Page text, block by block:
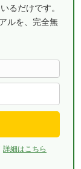
るだけです。
ルを、完全無
詳細はこちら